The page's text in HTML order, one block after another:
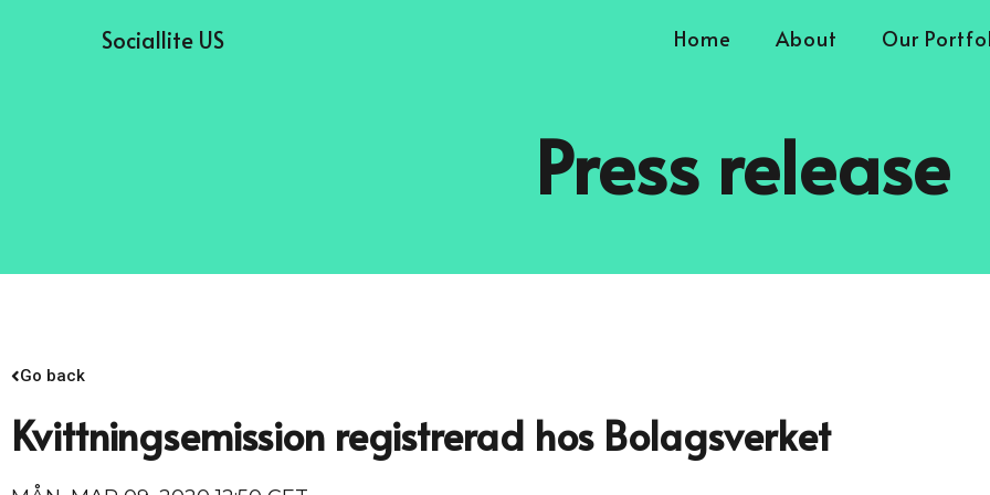
Sociallite US Home About Our
Press release
Go back
Kvittningsemission registrerad hos Bolagsverket